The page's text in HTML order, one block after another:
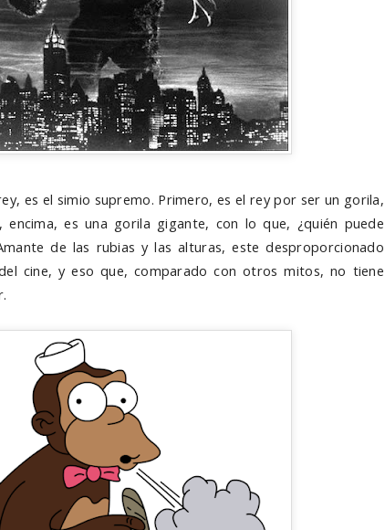
es el simio supremo. Primero, es el rey por ser un gorila,
es una gorila gigante, con lo que, ¿quién puede
de las rubias y las alturas, este desproporcionado
cine, y eso que, comparado con otros mitos, no tiene